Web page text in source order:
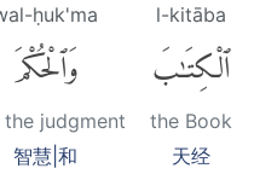
l-kitāba
ٱلْكِتَٰبَ
the Book
天经
ḥuk'ma
وَٱلْحُكْمَ
the judgment
智慧|和